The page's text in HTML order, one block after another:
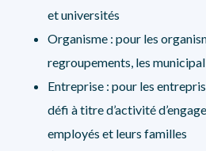
et universités
Organisme : pour les
regroupements, les
Entreprise : pour les
défi à titre d’activité
employés et leurs familles